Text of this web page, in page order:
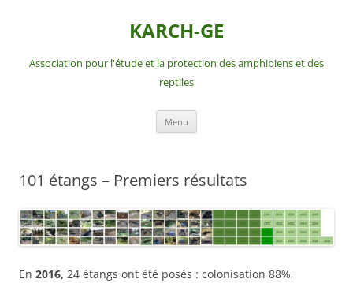
KARCH-GE
Association pour l'étude et la protection des amphibiens et des
reptiles
Menu
101 étangs – Premiers résultats
En 2016, 24 étangs ont été posés : colonisation 88%,